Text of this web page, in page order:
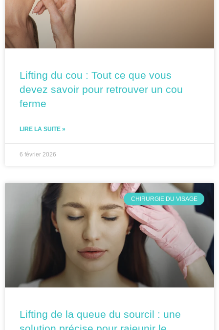
Lifting du cou : Tout ce que vous
devez savoir pour retrouver un cou
ferme
LIRE LA SUITE »
6 février 2026
CHIRURGIE DU VISAGE
Lifting de la queue du sourcil : une